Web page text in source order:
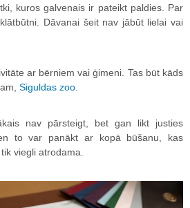
kuros galvenais ir pateikt paldies. Par
Dāvanai šeit nav jābūt lielai vai
ar bērniem vai ģimeni. Tas būt kāds
Siguldas zoo.
nav pārsteigt, bet gan likt justies
to var panākt ar kopā būšanu, kas
viegli atrodama.